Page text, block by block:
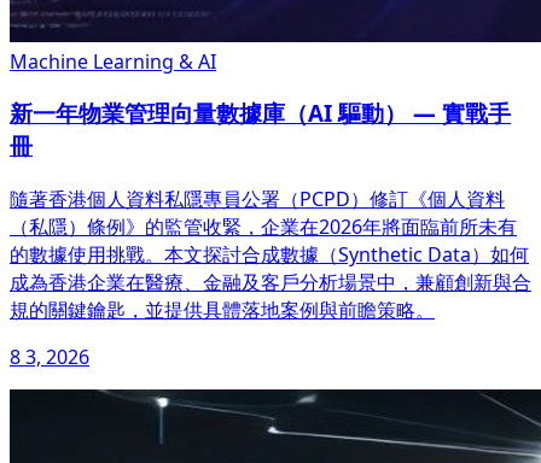
Machine Learning & AI
新一年物業管理向量數據庫（AI 驅動） — 實戰手
冊
隨著香港個人資料私隱專員公署（PCPD）修訂《個人資料
（私隱）條例》的監管收緊，企業在2026年將面臨前所未有
的數據使用挑戰。本文探討合成數據（Synthetic Data）如何
成為香港企業在醫療、金融及客戶分析場景中，兼顧創新與合
規的關鍵鑰匙，並提供具體落地案例與前瞻策略。
8 3, 2026